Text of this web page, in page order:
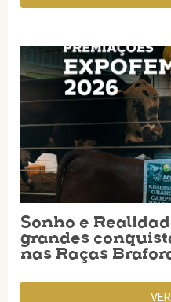
Sonho e
grandes
nas Raças